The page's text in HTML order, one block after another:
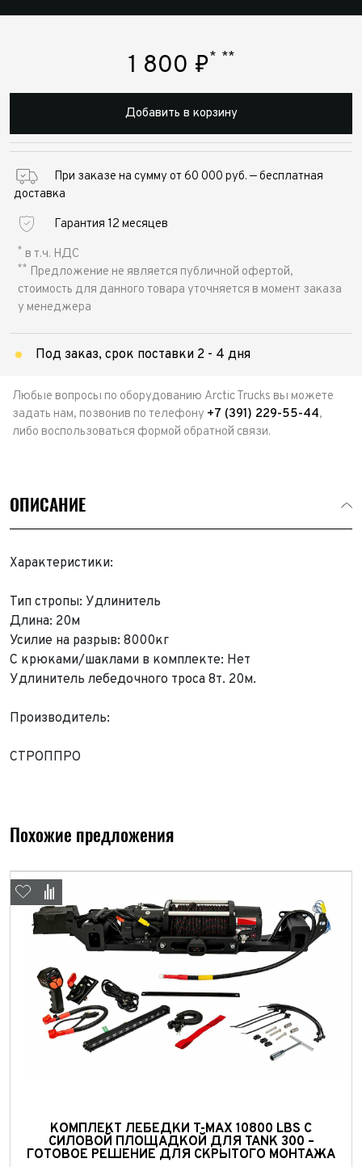
1 800 ₽* **
Добавить в корзину
При заказе на сумму от 60 000 руб. — бесплатная
доставка
Гарантия 12 месяцев
* в т.ч. НДС
** Предложение не является публичной офертой,
стоимость для данного товара уточняется в момент заказа
у менеджера
Под заказ, срок поставки 2 - 4 дня
Любые вопросы по оборудованию Arctic Trucks вы можете
задать нам, позвонив по телефону +7 (391) 229-55-44,
либо воспользоваться формой обратной связи.
ОПИСАНИЕ
Характеристики:
Тип стропы: Удлинитель
Длина: 20м
Усилие на разрыв: 8000кг
С крюками/шаклами в комплекте: Нет
Удлинитель лебедочного троса 8т. 20м.
Производитель:
СТРОППРО
Похожие предложения
КОМПЛЕКТ ЛЕБЕДКИ T-MAX 10800 LBS С
СИЛОВОЙ ПЛОЩАДКОЙ ДЛЯ TANK 300 –
ГОТОВОЕ РЕШЕНИЕ ДЛЯ СКРЫТОГО МОНТАЖА
Имя*
ФИО* Заявка на оценку